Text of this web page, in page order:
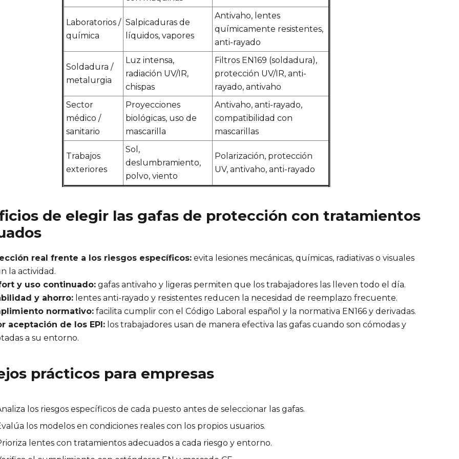
Laboratorios /
química
Salpicaduras de
líquidos, vapores
Antivaho, lentes
químicamente resistentes,
anti-rayado
Soldadura /
metalurgia
Luz intensa,
radiación UV/IR,
chispas
Filtros EN169 (soldadura),
protección UV/IR, anti-
rayado, antivaho
Sector
médico /
sanitario
Proyecciones
biológicas, uso de
mascarilla
Antivaho, anti-rayado,
compatibilidad con
mascarillas
Trabajos
exteriores
Sol,
deslumbramiento,
polvo, viento
Polarización, protección
UV, antivaho, anti-rayado
de elegir las gafas de protección con tratamientos
real frente a los riesgos específicos:evita lesiones mecánicas, químicas, radiativas o visuales
la actividad.
y uso continuado:gafas antivaho y ligeras permiten que los trabajadores las lleven todo el día.
y ahorro:lentes anti-rayado y resistentes reducen la necesidad de reemplazo frecuente.
normativo:facilita cumplir con el Código Laboral español y la normativa EN166 y derivadas.
aceptación de los EPI:los trabajadores usan de manera efectiva las gafas cuando son cómodas y
a su entorno.
prácticos para empresas
los riesgos específicos de cada puesto antes de seleccionar las gafas.
los modelos en condiciones reales con los propios usuarios.
lentes con tratamientos adecuados a cada riesgo y entorno.